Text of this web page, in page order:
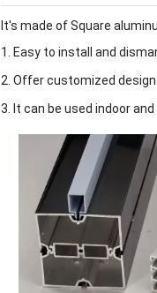
It's made of Square
1. Easy to install and
2. Offer customized
3. It can be used indoor